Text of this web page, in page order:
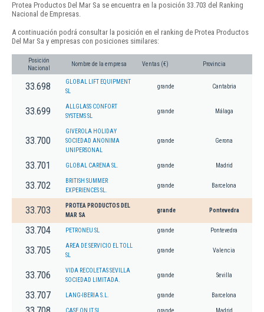
Protea Productos Del Mar Sa se encuentra en la posición 33.703 del Ranking
Nacional de Empresas.
A continuación podrá consultar la posición en el ranking de Protea Productos
Del Mar Sa y empresas con posiciones similares:
Posición
Nacional
Nombre de la empresa Ventas (€) Provincia
33.698
GLOBAL LIFT EQUIPMENT
SL
grande Cantabria
33.699
ALLGLASS CONFORT
SYSTEMS SL
grande Málaga
33.700
GIVEROLA HOLIDAY
SOCIEDAD ANONIMA
UNIPERSONAL
grande Gerona
33.701 GLOBAL CARENA SL. grande Madrid
33.702
BRITISH SUMMER
EXPERIENCES SL.
grande Barcelona
33.703
PROTEA PRODUCTOS DEL
MAR SA
grande Pontevedra
33.704 PETRONEU SL grande Pontevedra
33.705
AREA DE SERVICIO EL TOLL
SL
grande Valencia
33.706
VIDA RECOLETAS SEVILLA
SOCIEDAD LIMITADA.
grande Sevilla
33.707 LANG-IBERIA S.L. grande Barcelona
CASE ON IT SL. grande Madrid